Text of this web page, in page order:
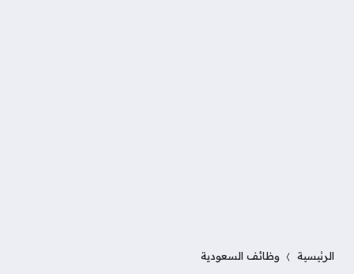
الرئيسية وظائف السعودية